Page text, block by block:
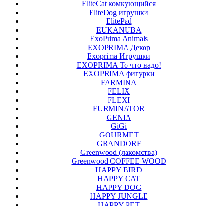
EliteCat комкующийся
EliteDog игрушки
ElitePad
EUKANUBA
ExoPrima Animals
EXOPRIMA Декор
Exoprima Игрушки
EXOPRIMA То что надо!
EXOPRIMA фигурки
FARMINA
FELIX
FLEXI
FURMINATOR
GENIA
GiGi
GOURMET
GRANDORF
Greenwood (лакомства)
Greenwood COFFEE WOOD
HAPPY BIRD
HAPPY CAT
HAPPY DOG
HAPPY JUNGLE